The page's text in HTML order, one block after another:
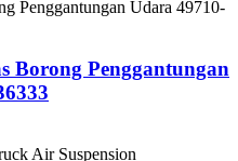
Borong Penggantungan